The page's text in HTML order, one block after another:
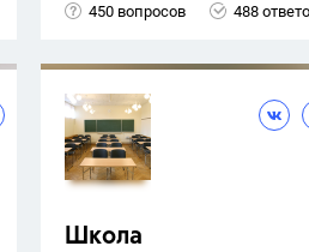
450 вопросов 488
Школа